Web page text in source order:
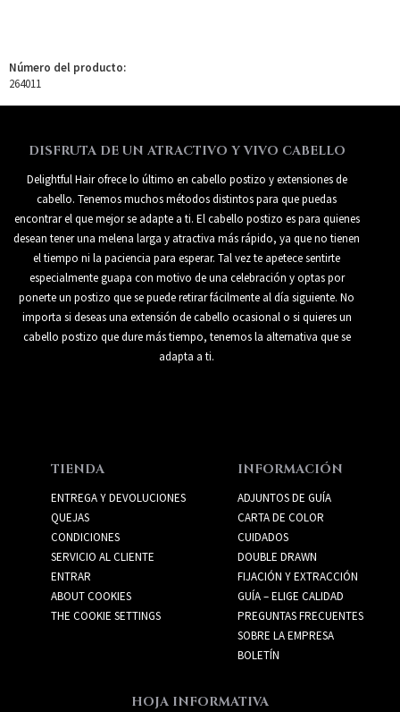
Número del producto:
264011
DISFRUTA DE UN ATRACTIVO Y VIVO CABELLO
Delightful Hair ofrece lo último en cabello postizo y extensiones de
cabello. Tenemos muchos métodos distintos para que puedas
encontrar el que mejor se adapte a ti. El cabello postizo es para quienes
desean tener una melena larga y atractiva más rápido, ya que no tienen
el tiempo ni la paciencia para esperar. Tal vez te apetece sentirte
especialmente guapa con motivo de una celebración y optas por
ponerte un postizo que se puede retirar fácilmente al día siguiente. No
importa si deseas una extensión de cabello ocasional o si quieres un
cabello postizo que dure más tiempo, tenemos la alternativa que se
adapta a ti.
TIENDA
ENTREGA Y DEVOLUCIONES
QUEJAS
CONDICIONES
SERVICIO AL CLIENTE
ENTRAR
ABOUT COOKIES
THE COOKIE SETTINGS
INFORMACIÓN
ADJUNTOS DE GUÍA
CARTA DE COLOR
CUIDADOS
DOUBLE DRAWN
FIJACIÓN Y EXTRACCIÓN
GUÍA – ELIGE CALIDAD
PREGUNTAS FRECUENTES
SOBRE LA EMPRESA
BOLETÍN
HOJA INFORMATIVA